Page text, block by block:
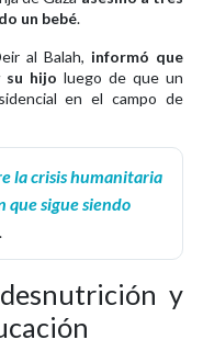
un bebé.
al Balah, informó que
su hijo luego de que un
en el campo de
la crisis humanitaria
que sigue siendo
.
y